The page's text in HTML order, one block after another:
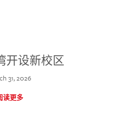
开设新校区
31, 2026
读更多